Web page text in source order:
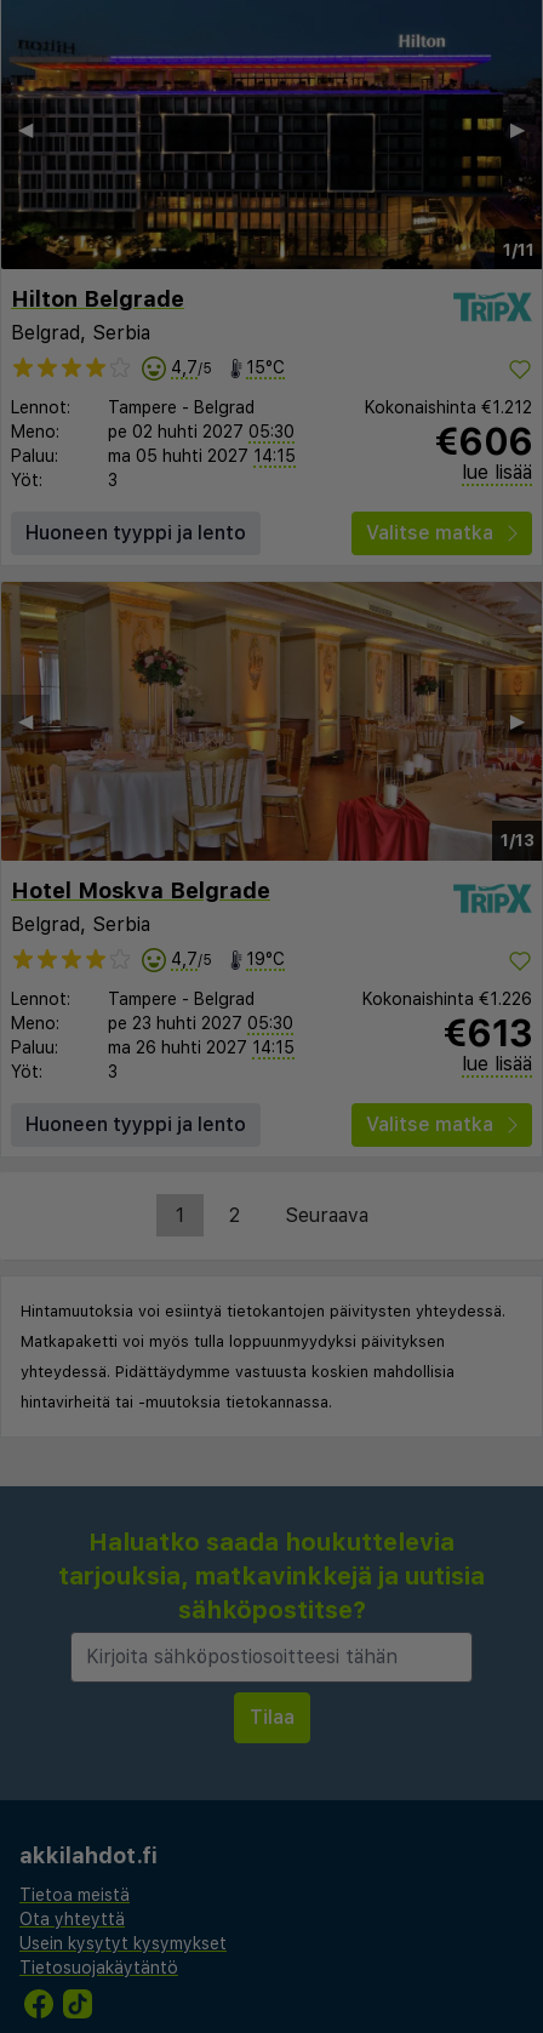
1/11
▶︎
◀︎
Hilton Belgrade
Belgrad, Serbia
4,7/5 15°C
Lennot: Tampere - Belgrad
Meno:
pe 02 huhti 2027 05:30
Paluu:
ma 05 huhti 2027 14:15
Yöt:
3
Kokonaishinta €1.212
€606
lue lisää
Huoneen tyyppi ja lento Valitse matka
1/13
▶︎
◀︎
Hotel Moskva Belgrade
Belgrad, Serbia
4,7/5 19°C
Lennot: Tampere - Belgrad
Meno:
pe 23 huhti 2027 05:30
Paluu:
ma 26 huhti 2027 14:15
Yöt:
3
Kokonaishinta €1.226
€613
lue lisää
Huoneen tyyppi ja lento Valitse matka
1 2 Seuraava
Hintamuutoksia voi esiintyä tietokantojen päivitysten yhteydessä.
Matkapaketti voi myös tulla loppuunmyydyksi päivityksen
yhteydessä. Pidättäydymme vastuusta koskien mahdollisia
hintavirheitä tai -muutoksia tietokannassa.
Haluatko saada houkuttelevia
tarjouksia, matkavinkkejä ja uutisia
sähköpostitse?
akkilahdot.fi
Tietoa meistä
Ota yhteyttä
Usein kysytyt kysymykset
Tietosuojakäytäntö